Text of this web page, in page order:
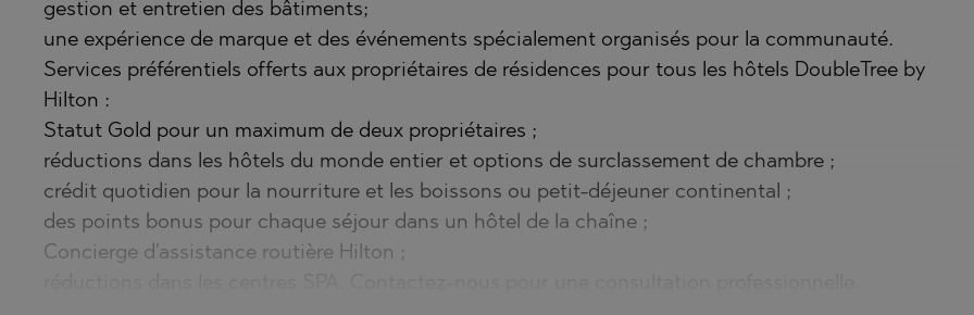
gestion et entretien des bâtiments;
une expérience de marque et des événements spécialement organisés pour la communauté.
Services préférentiels offerts aux propriétaires de résidences pour tous les hôtels DoubleTree by
Hilton :
Statut Gold pour un maximum de deux propriétaires ;
réductions dans les hôtels du monde entier et options de surclassement de chambre ;
crédit quotidien pour la nourriture et les boissons ou petit-déjeuner continental ;
des points bonus pour chaque séjour dans un hôtel de la chaîne ;
Concierge d'assistance routière Hilton ;